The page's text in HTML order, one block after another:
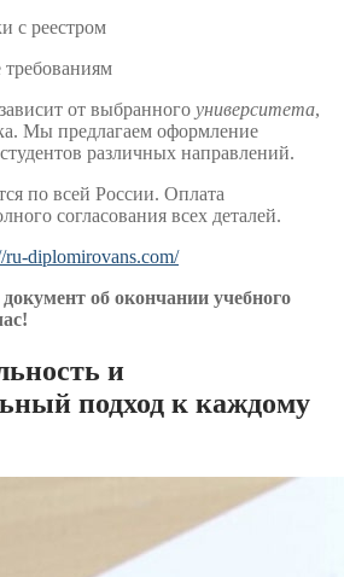
с реестром
требованиям
от выбранного университета,
Мы предлагаем оформление
различных направлений.
по всей России. Оплата
согласования всех деталей.
ru-diplomirovans.com/
об окончании учебного
и
подход к каждому